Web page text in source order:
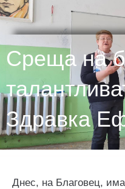
Среща на
Здравка
Днес, на Благовец,